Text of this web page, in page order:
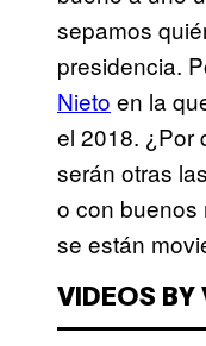
sepamos
presidencia.
Nieto en la
el 2018. ¿Por
serán otras
o con buenos
se están
VIDEOS BY